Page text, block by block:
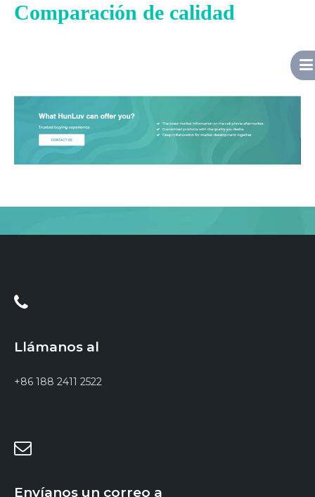
Comparación de calidad
Llámanos al
+86 188 2411 2522
Envíanos un correo a